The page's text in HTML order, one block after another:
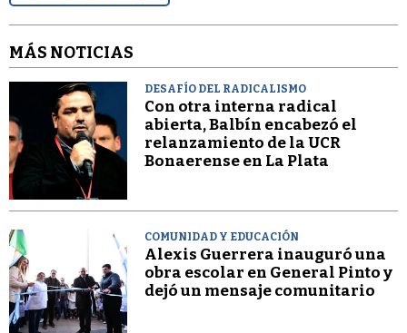
MÁS NOTICIAS
DESAFÍO DEL RADICALISMO
Con otra interna radical
abierta, Balbín encabezó el
relanzamiento de la UCR
Bonaerense en La Plata
COMUNIDAD Y EDUCACIÓN
Alexis Guerrera inauguró una
obra escolar en General Pinto y
dejó un mensaje comunitario